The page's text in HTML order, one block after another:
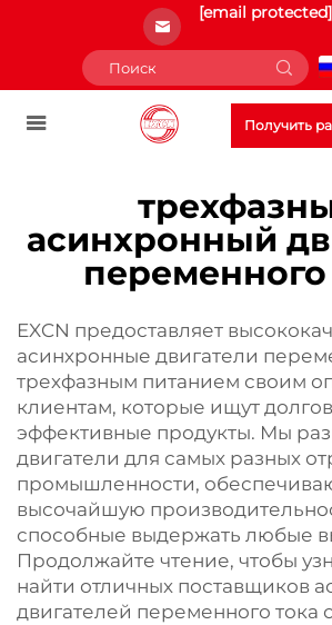
[email protected]
Получить
асинхронный
переменного
EXCN предоставляет
асинхронные двигатели
трехфазным питанием своим
клиентам, которые ищут
эффективные продукты. Мы
двигатели для самых разных
промышленности,
высочайшую
способные выдержать любые
Продолжайте чтение, чтобы
найти отличных поставщиков
двигателей переменного тока